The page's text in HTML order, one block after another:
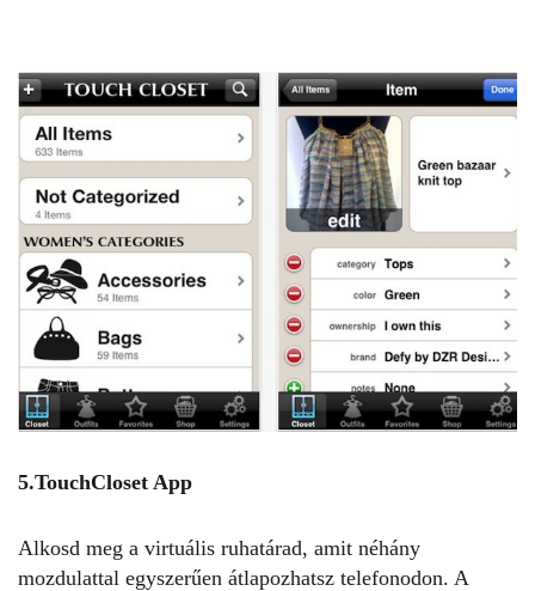
5.TouchCloset App
Alkosd meg a virtuális ruhatárad, amit néhány
mozdulattal egyszerűen átlapozhatsz telefonodon. A